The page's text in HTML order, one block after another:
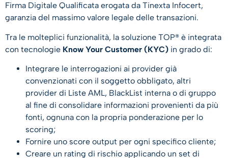
Firma Digitale Qualificata erogata da Tinexta Infocert,
garanzia del massimo valore legale delle transazioni.
Tra le molteplici funzionalità, la soluzione TOP® è integrata
con tecnologie Know Your Customer (KYC) in grado di:
Integrare le interrogazioni ai provider già
convenzionati con il soggetto obbligato, altri
provider di Liste AML, BlackList interna o di gruppo
al fine di consolidare informazioni provenienti da più
fonti, ognuna con la propria ponderazione per lo
scoring;
Fornire uno score output per ogni specifico cliente;
Creare un rating di rischio applicando un set di